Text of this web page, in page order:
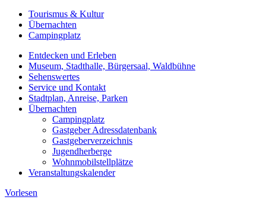
Tourismus & Kultur
Übernachten
Campingplatz
Entdecken und Erleben
Museum, Stadthalle, Bürgersaal, Waldbühne
Sehenswertes
Service und Kontakt
Stadtplan, Anreise, Parken
Übernachten
Campingplatz
Gastgeber Adressdatenbank
Gastgeberverzeichnis
Jugendherberge
Wohnmobilstellplätze
Veranstaltungskalender
Vorlesen